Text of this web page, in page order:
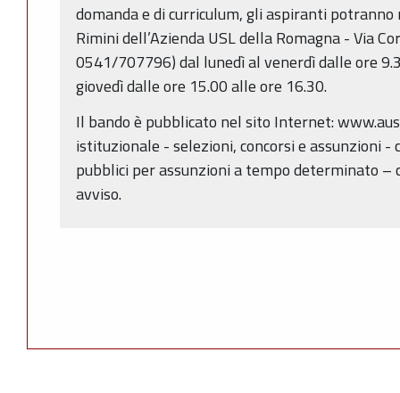
domanda e di curriculum, gli aspiranti
Rimini dell’Azienda USL della Romagna - Via
0541/707796) dal lunedì al venerdì dalle ore
giovedì dalle ore 15.00 alle ore 16.30.
Il bando è pubblicato nel sito Internet:
istituzionale - selezioni, concorsi e assunzioni -
pubblici per assunzioni a tempo determinato
avviso.